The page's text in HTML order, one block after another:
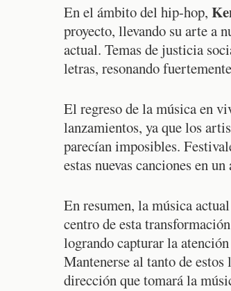
En el ámbito del hip-hop,
proyecto, llevando su arte a
actual. Temas de justicia
letras, resonando
El regreso de la música en
lanzamientos, ya que los
parecían imposibles.
estas nuevas canciones en
En resumen, la música
centro de esta
logrando capturar la
Mantenerse al tanto de
dirección que tomará la